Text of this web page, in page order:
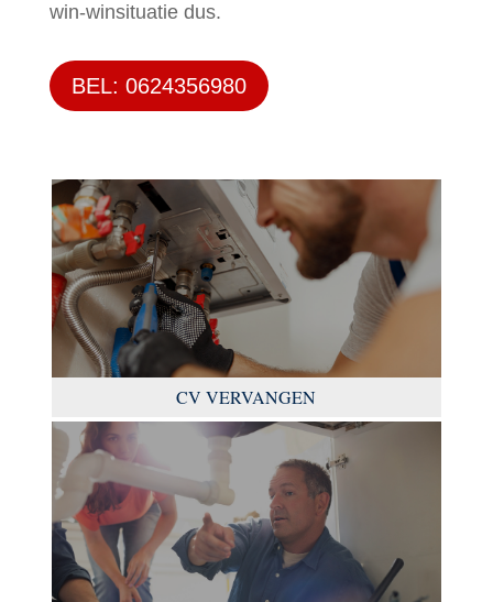
win-winsituatie dus.
BEL: 0624356980
CV VERVANGEN